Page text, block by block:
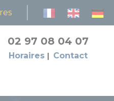
02 97 08 04 07
Horaires Contact